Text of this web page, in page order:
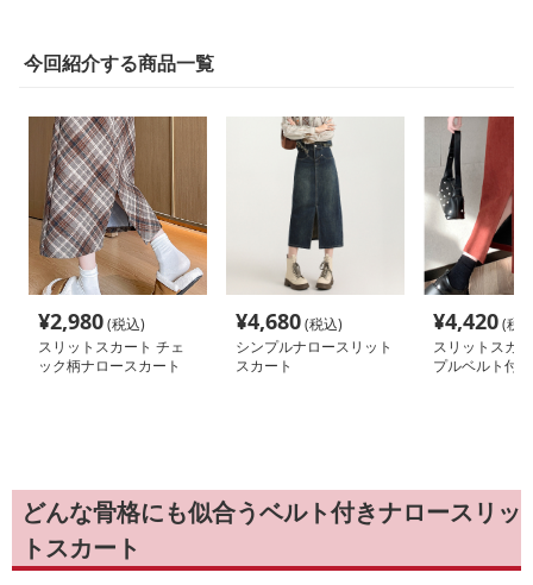
今回紹介する商品一覧
¥2,980(税込)
スリットスカート チェ
ック柄ナロースカート
¥4,680(税込)
シンプルナロースリット
スカート
¥4,420(税
スリットスカ
プルベルト付
どんな骨格にも似合うベルト付きナロースリッ
トスカート